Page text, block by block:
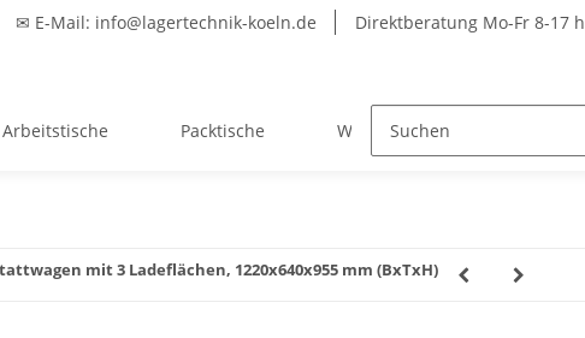
✉ E-Mail: info@lagertechnik-koeln.de
Direktberatung Mo-Fr 8-17 h
Arbeitstische Packtische Werkbänke
mit 3 Ladeflächen, 1220x640x955 mm (BxTxH)